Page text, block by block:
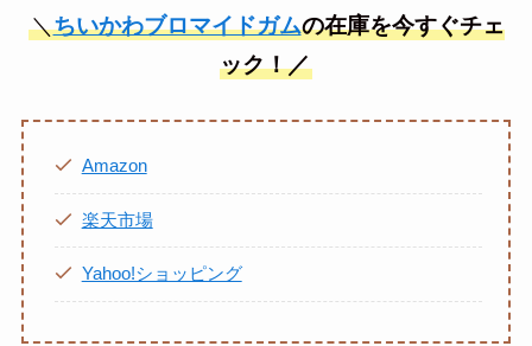
＼ちいかわブロマイドガムの在庫を今すぐチェ
ック！／
Amazon
楽天市場
Yahoo!ショッピング